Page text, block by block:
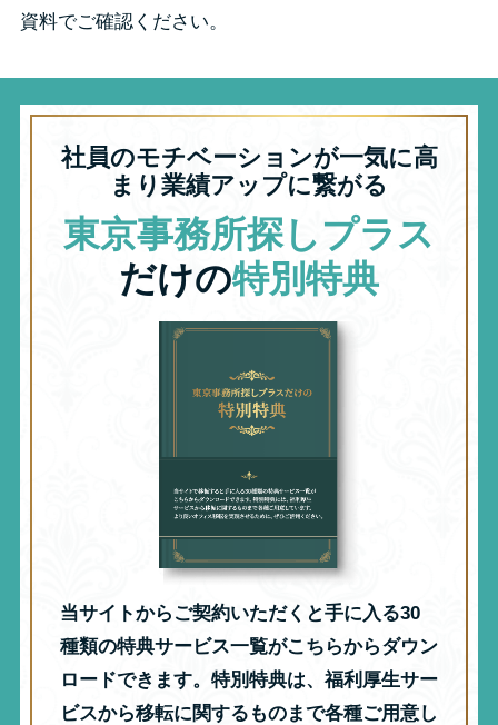
資料でご確認ください。
社員のモチベーションが一気に高
まり業績アップに繋がる
東京事務所探しプラス
だけの特別特典
当サイトからご契約いただくと手に入る30
種類の特典サービス一覧がこちらからダウン
ロードできます。特別特典は、福利厚生サー
ビスから移転に関するものまで各種ご用意し